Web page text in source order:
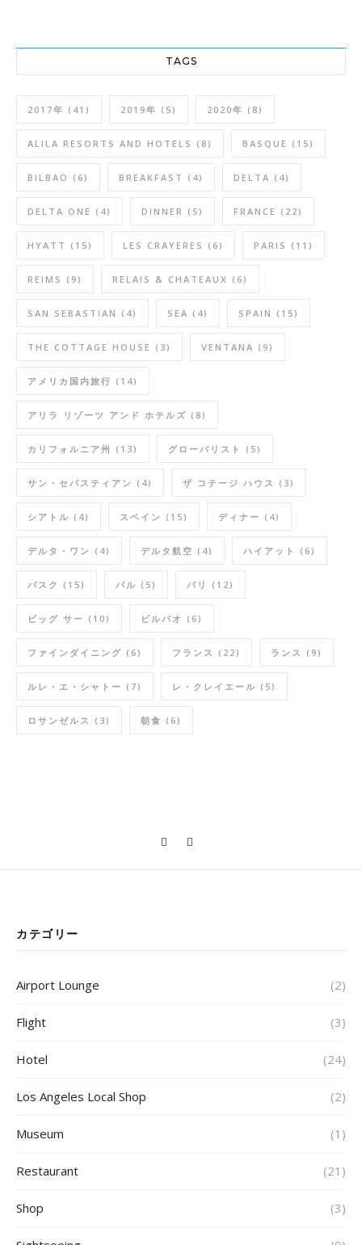
TAGS
2017年 (41) 2019年 (5) 2020年 (8)
ALILA RESORTS AND HOTELS (8) BASQUE (15)
BILBAO (6) BREAKFAST (4) DELTA (4)
DELTA ONE (4) DINNER (5) FRANCE (22)
HYATT (15) LES CRAYERES (6) PARIS (11)
REIMS (9) RELAIS & CHATEAUX (6)
SAN SEBASTIAN (4) SEA (4) SPAIN (15)
THE COTTAGE HOUSE (3) VENTANA (9)
アメリカ国内旅行 (14)
アリラ リゾーツ アンド ホテルズ (8)
カリフォルニア州 (13) グローバリスト (5)
サン・セバスティアン (4) ザ コテージ ハウス (3)
シアトル (4) スペイン (15) ディナー (4)
デルタ・ワン (4) デルタ航空 (4) ハイアット (6)
バスク (15) バル (5) パリ (12)
ビッグ サー (10) ビルバオ (6)
ファインダイニング (6) フランス (22) ランス (9)
ルレ・エ・シャトー (7) レ・クレイエール (5)
ロサンゼルス (3) 朝食 (6)
カテゴリー
Airport Lounge (2)
Flight (3)
Hotel (24)
Los Angeles Local Shop (2)
Museum (1)
Restaurant (21)
Shop (3)